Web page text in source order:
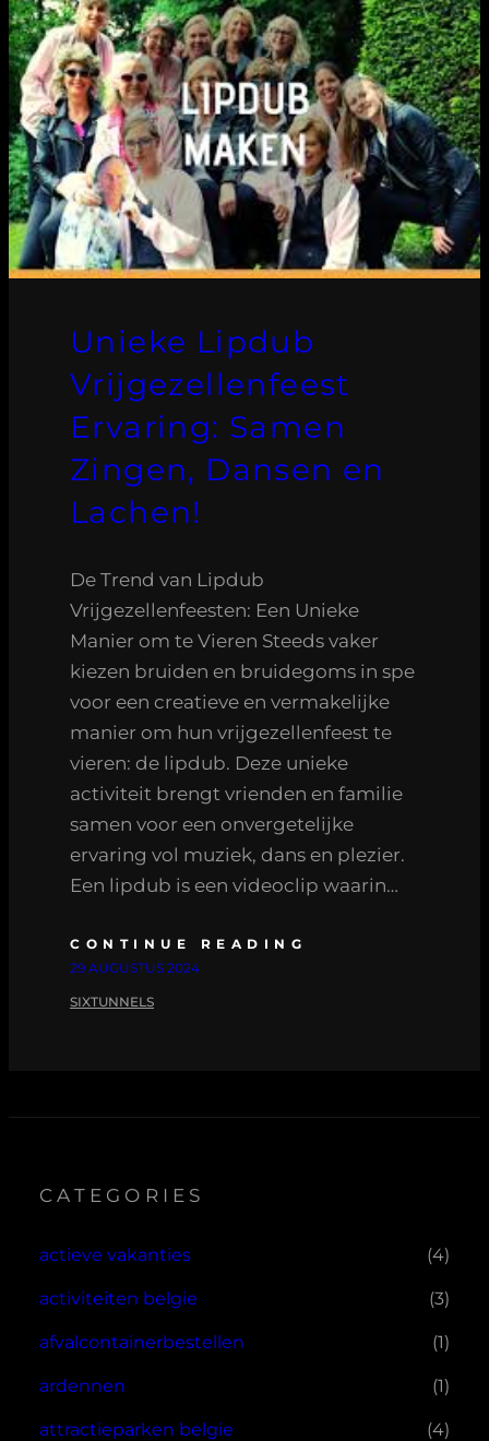
Unieke Lipdub
Vrijgezellenfeest
Ervaring: Samen
Zingen, Dansen en
Lachen!
De Trend van Lipdub
Vrijgezellenfeesten: Een Unieke
Manier om te Vieren Steeds vaker
kiezen bruiden en bruidegoms in spe
voor een creatieve en vermakelijke
manier om hun vrijgezellenfeest te
vieren: de lipdub. Deze unieke
activiteit brengt vrienden en familie
samen voor een onvergetelijke
ervaring vol muziek, dans en plezier.
Een lipdub is een videoclip waarin…
CONTINUE READING
29 AUGUSTUS 2024
SIXTUNNELS
CATEGORIES
actieve vakanties (4)
activiteiten belgie (3)
afvalcontainerbestellen (1)
ardennen (1)
attractieparken belgie (4)